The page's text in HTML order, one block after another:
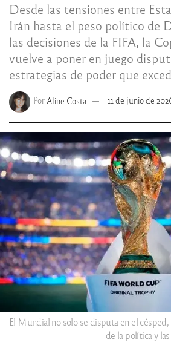
Desde las tensiones entre
Irán hasta el peso político de
las decisiones de la FIFA, la
vuelve a poner en juego
estrategias de poder que
Por Aline Costa 11 de junio de
El Mundial no solo se disputa en el
de la política y